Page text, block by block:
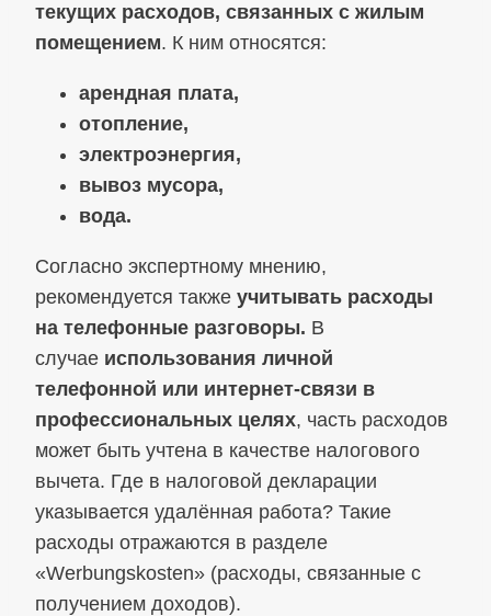
текущих расходов, связанных с жилым
помещением. К ним относятся:
арендная плата,
отопление,
электроэнергия,
вывоз мусора,
вода.
Согласно экспертному мнению,
рекомендуется также учитывать расходы
на телефонные разговоры. В
случае использования личной
телефонной или интернет-связи в
профессиональных целях, часть расходов
может быть учтена в качестве налогового
вычета. Где в налоговой декларации
указывается удалённая работа? Такие
расходы отражаются в разделе
«Werbungskosten» (расходы, связанные с
получением доходов).